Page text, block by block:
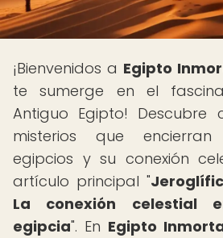
¡Bienvenidos a Egipto
te sumerge en el
Antiguo Egipto! Descubre
misterios que
egipcios y su conexión
artículo principal "
La conexión celestial
egipcia". En Egipto